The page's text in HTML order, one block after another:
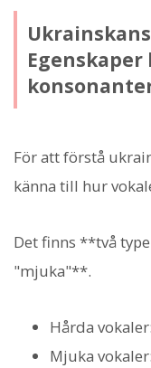
Egenskaper
För att förstå
känna till hur
Det finns **två
"mjuka"**.
Hårda vokaler:
Mjuka vokaler: